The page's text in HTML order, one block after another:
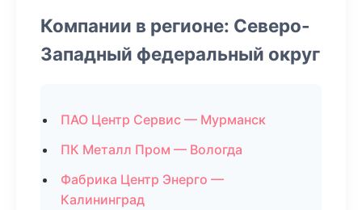
Компании в регионе: Северо-
Западный федеральный округ
ПАО Центр Сервис — Мурманск
ПК Металл Пром — Вологда
Фабрика Центр Энерго —
Калининград